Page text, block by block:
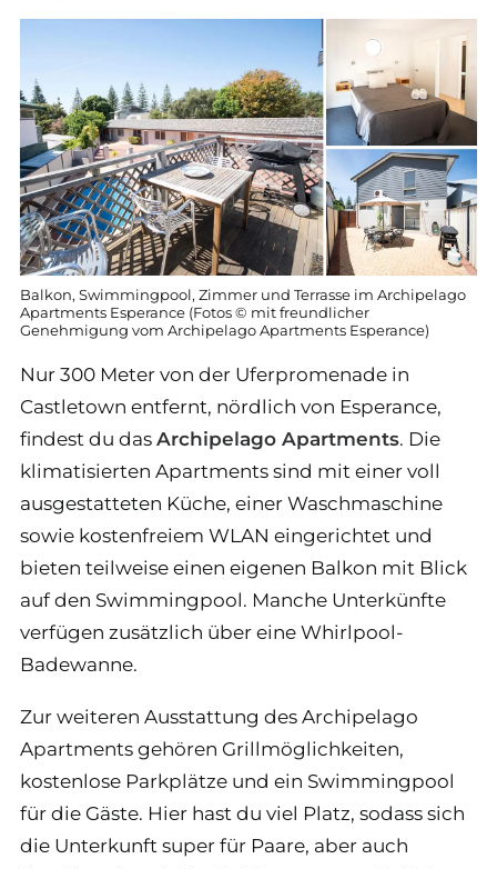
Balkon, Swimmingpool, Zimmer und Terrasse im Archipelago
Apartments Esperance (Fotos © mit freundlicher
Genehmigung vom Archipelago Apartments Esperance)
Nur 300 Meter von der Uferpromenade in
Castletown entfernt, nördlich von Esperance,
findest du das Archipelago Apartments. Die
klimatisierten Apartments sind mit einer voll
ausgestatteten Küche, einer Waschmaschine
sowie kostenfreiem WLAN eingerichtet und
bieten teilweise einen eigenen Balkon mit Blick
auf den Swimmingpool. Manche Unterkünfte
verfügen zusätzlich über eine Whirlpool-
Badewanne.
Zur weiteren Ausstattung des Archipelago
Apartments gehören Grillmöglichkeiten,
kostenlose Parkplätze und ein Swimmingpool
für die Gäste. Hier hast du viel Platz, sodass sich
die Unterkunft super für Paare, aber auch